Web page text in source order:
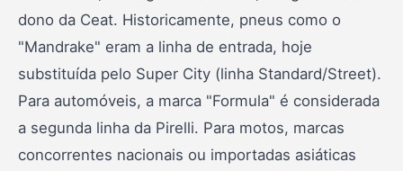
dono da Ceat. Historicamente, pneus como o
"Mandrake" eram a linha de entrada, hoje
substituída pelo Super City (linha Standard/Street).
Para automóveis, a marca "Formula" é considerada
a segunda linha da Pirelli. Para motos, marcas
concorrentes nacionais ou importadas asiáticas